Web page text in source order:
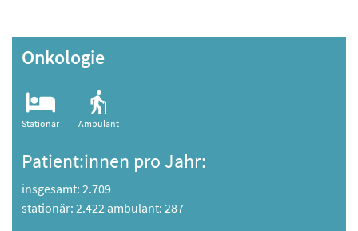
Onkologie
Stationär Ambulant
Patient:innen pro Jahr:
insgesamt: 2.709
stationär: 2.422 ambulant: 287